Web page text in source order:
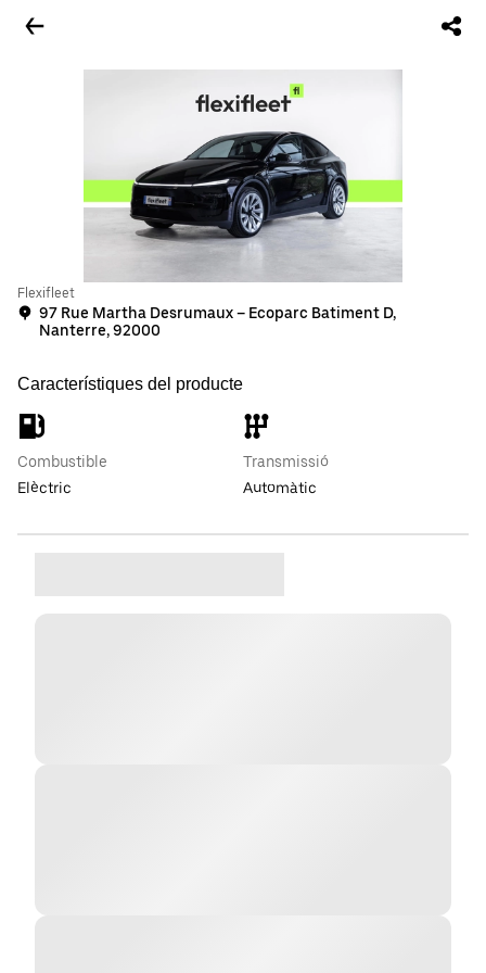
Flexifleet
97 Rue Martha Desrumaux – Ecoparc Batiment D,
Nanterre, 92000
Característiques del producte
Combustible
Elèctric
Transmissió
Automàtic